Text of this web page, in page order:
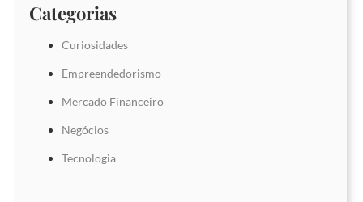
Categorias
Curiosidades
Empreendedorismo
Mercado Financeiro
Negócios
Tecnologia